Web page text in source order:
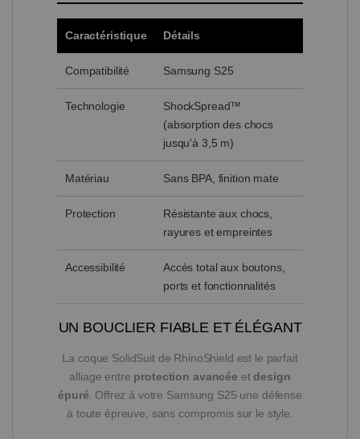
Caractéristique Détails
Compatibilité Samsung S25
Technologie
ShockSpread™
(absorption des chocs
jusqu'à 3,5 m)
Matériau Sans BPA, finition mate
Protection
Résistante aux chocs,
rayures et empreintes
Accessibilité
Accès total aux boutons,
ports et fonctionnalités
UN BOUCLIER FIABLE ET ÉLÉGANT
La coque SolidSuit de RhinoShield est le parfait
alliage entre protection avancée etdesign
épuré . Offrez à votre Samsung S25 une défense
à toute épreuve, sans compromis sur le style.